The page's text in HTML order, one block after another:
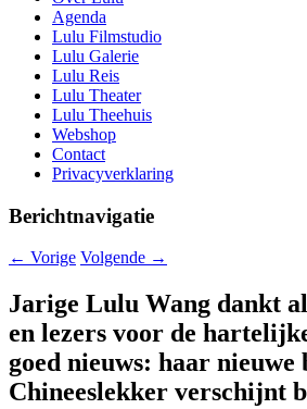
Agenda
Lulu Filmstudio
Lulu Galerie
Lulu Reis
Lulu Theater
Lulu Theehuis
Webshop
Contact
Privacyverklaring
Berichtnavigatie
← Vorige Volgende →
Jarige Lulu Wang dankt
en lezers voor de
goed nieuws: haar nieuwe
Chineeslekker verschijnt